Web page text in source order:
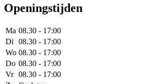
Openingstijden
Ma 08.30 - 17:00
Di
08.30 - 17:00
Wo 08.30 - 17:00
Do 08.30 - 17:00
Vr 08.30 - 17:00